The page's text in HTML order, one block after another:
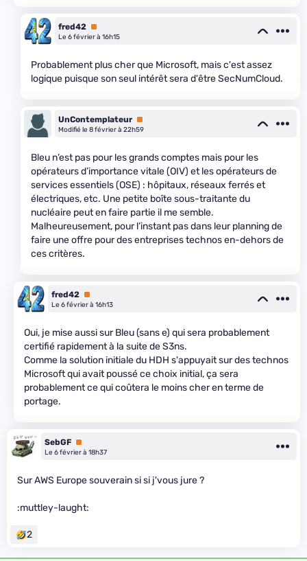
fred42 Premium
Le 6 février à 16h15
Probablement plus cher que Microsoft, mais c'est assez
logique puisque son seul intérêt sera d'être SecNumCloud.
UnContemplateur Premium
Modifié le 8 février à 22h59
Bleu n’est pas pour les grands comptes mais pour les
opérateurs d’importance vitale (OIV) et les opérateurs de
services essentiels (OSE) : hôpitaux, réseaux ferrés et
électriques, etc. Une petite boîte sous-traitante du
nucléaire peut en faire partie il me semble.
Malheureusement, pour l’instant pas dans leur planning de
faire une offre pour des entreprises technos en-dehors de
ces critères.
fred42 Premium
Le 6 février à 16h13
Oui, je mise aussi sur Bleu (sans e) qui sera probablement
certifié rapidement à la suite de S3ns.
Comme la solution initiale du HDH s'appuyait sur des technos
Microsoft qui avait poussé ce choix initial, ça sera
probablement ce qui coûtera le moins cher en terme de
portage.
SebGF Premium
Le 6 février à 18h37
Sur AWS Europe souverain si si j'vous jure ?
:muttley-laught:
2